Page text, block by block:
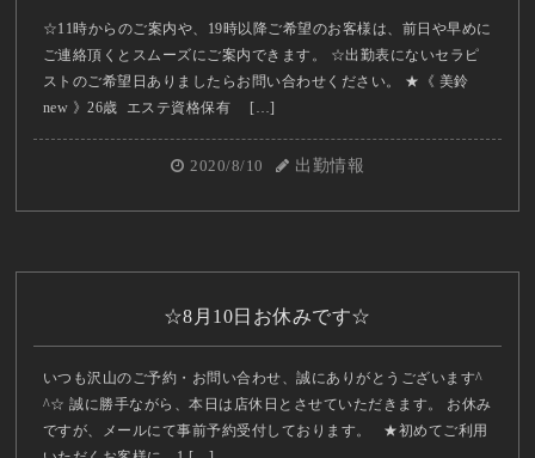
☆11時からのご案内や、19時以降ご希望のお客様は、前日や早めに
ご連絡頂くとスムーズにご案内できます。 ☆出勤表にないセラピ
ストのご希望日ありましたらお問い合わせください。 ★《 美鈴
new 》26歳 エステ資格保有 […]
2020/8/10 出勤情報
☆8月10日お休みです☆
いつも沢山のご予約・お問い合わせ、誠にありがとうございます^
^☆ 誠に勝手ながら、本日は店休日とさせていただきます。 お休み
ですが、メールにて事前予約受付しております。 ★初めてご利用